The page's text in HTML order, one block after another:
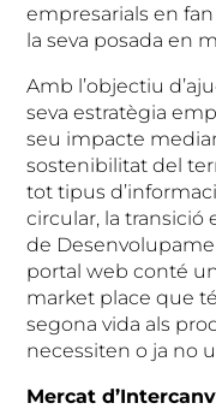
empresarials en
la seva posada en
Amb l’objectiu
seva estratègia
seu impacte
sostenibilitat del
tot tipus
circular, la transició
de
portal web conté
market place que
segona vida als
necessiten o ja no
Mercat